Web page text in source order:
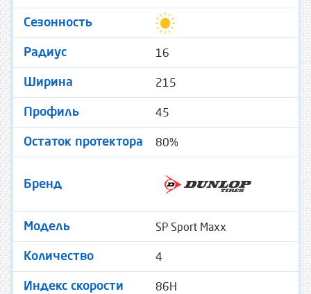
Сезонность
Радиус 16
Ширина 215
Профиль 45
Остаток протектора 80%
Бренд
Модель SP Sport Maxx
Количество 4
Индекс скорости 86H